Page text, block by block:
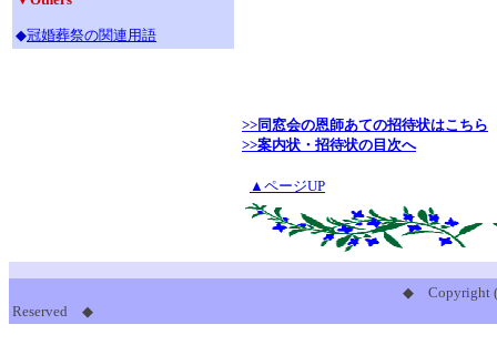
>>同窓会の恩師あての招待状はこちら
>>案内状・招待状の目次へ
▲ページUP
◆冠婚葬祭の関連用語
◆ Copyright
Reserved ◆